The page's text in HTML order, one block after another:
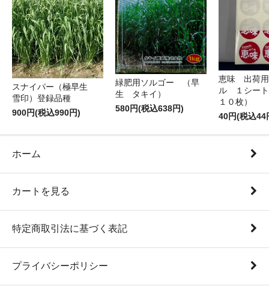
スナイパー（極早生
雪印）登録品種
900円(税込990円)
緑肥用ソルゴー （早
生 タキイ）
580円(税込638円)
恵味 出荷
ル １シート
１０枚）
40円(税込44
ホーム
カートを見る
特定商取引法に基づく表記
プライバシーポリシー